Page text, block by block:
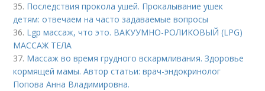
35. Последствия прокола ушей. Прокалывание ушек
детям: отвечаем на часто задаваемые вопросы
36. Lgp массаж, что это. ВАКУУМНО-РОЛИКОВЫЙ (LPG)
МАССАЖ ТЕЛА
37. Массаж во время грудного вскармливания. Здоровье
кормящей мамы. Автор статьи: врач-эндокринолог
Попова Анна Владимировна.